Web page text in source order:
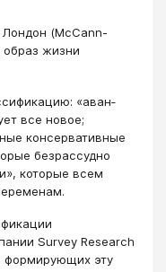
(McCann-
образ жизни
«аван­
все новое;
консер­вативные
безрассудно
которые всем
Survey Research
формирующих эту